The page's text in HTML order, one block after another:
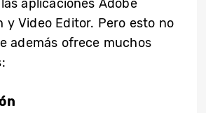
aplicaciones Adobe
y Video Editor. Pero esto no
además ofrece muchos